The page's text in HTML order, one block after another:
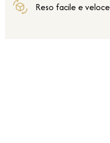
Reso facile e veloce